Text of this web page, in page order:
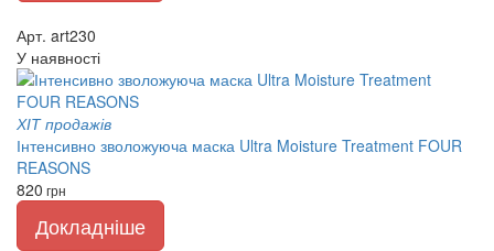
Арт. art230
У наявності
ХІТ продажів
Інтенсивно зволожуюча маска Ultra Moisture Treatment FOUR
REASONS
820 грн
Докладніше